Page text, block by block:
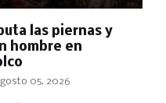
las piernas y
hombre en
05, 2026